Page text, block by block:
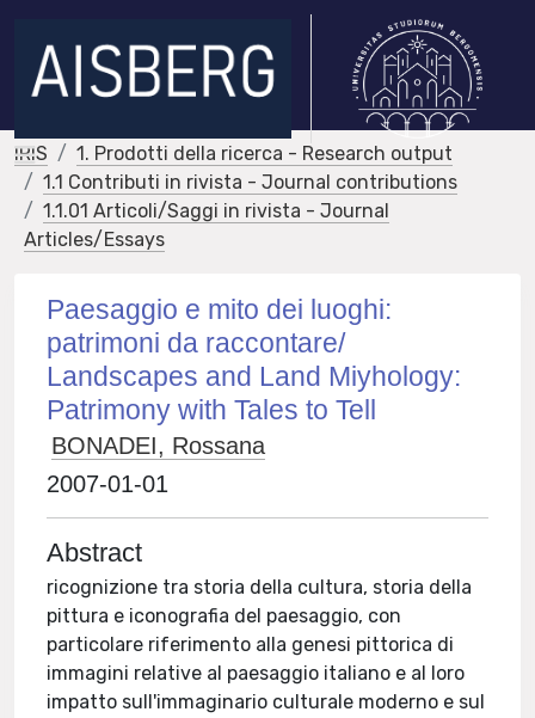
IRIS
1. Prodotti della ricerca - Research output
1.1 Contributi in rivista - Journal contributions
1.1.01 Articoli/Saggi in rivista - Journal
Articles/Essays
Paesaggio e mito dei luoghi:
patrimoni da raccontare/
Landscapes and Land Miyhology:
Patrimony with Tales to Tell
BONADEI, Rossana
2007-01-01
Abstract
ricognizione tra storia della cultura, storia della
pittura e iconografia del paesaggio, con
particolare riferimento alla genesi pittorica di
immagini relative al paesaggio italiano e al loro
impatto sull'immaginario culturale moderno e sul